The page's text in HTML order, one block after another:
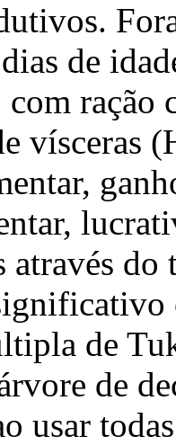
de
vísceras
através
de
de
usar